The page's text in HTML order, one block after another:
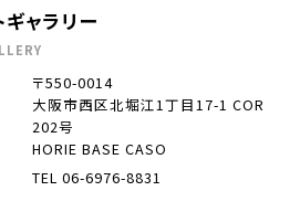
ャラリー
〒550-0014
大阪市西区北堀江1丁目17-1 COR
202号
HORIE BASE CASO
TEL 06-6976-8831